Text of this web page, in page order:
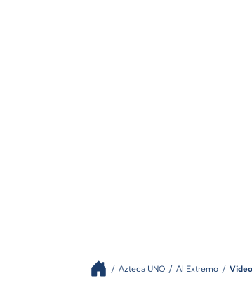
Azteca UNO Al Extremo Video